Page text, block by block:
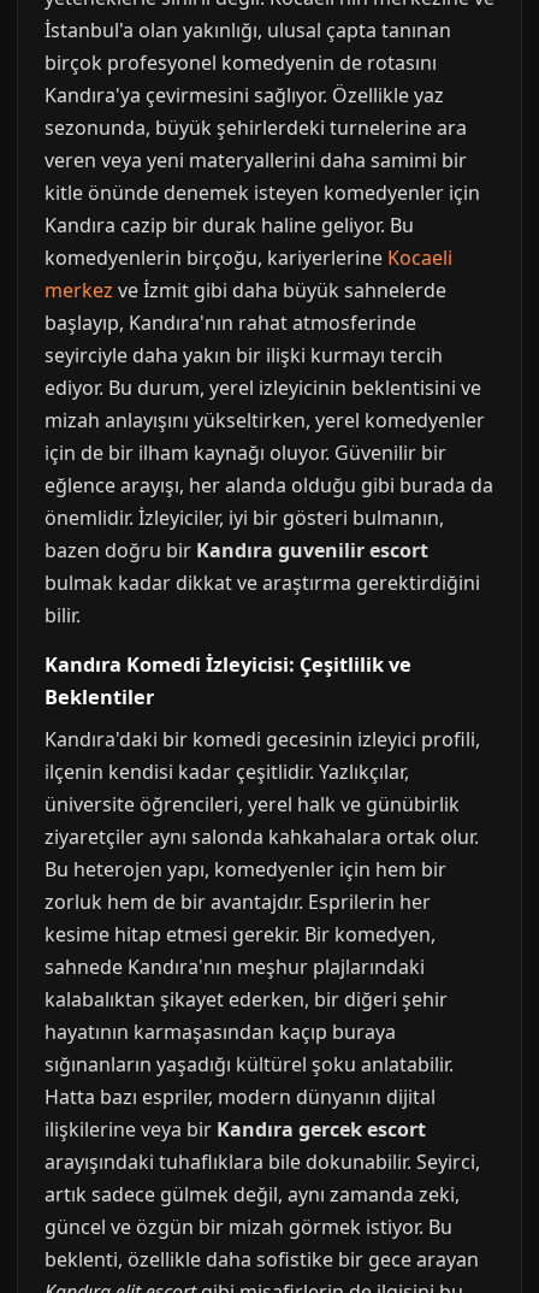
İstanbul'a olan yakınlığı, ulusal çapta tanınan
birçok profesyonel komedyenin de rotasını
Kandıra'ya çevirmesini sağlıyor. Özellikle yaz
sezonunda, büyük şehirlerdeki turnelerine ara
veren veya yeni materyallerini daha samimi bir
kitle önünde denemek isteyen komedyenler için
Kandıra cazip bir durak haline geliyor. Bu
komedyenlerin birçoğu, kariyerlerine Kocaeli
merkez ve İzmit gibi daha büyük sahnelerde
başlayıp, Kandıra'nın rahat atmosferinde
seyirciyle daha yakın bir ilişki kurmayı tercih
ediyor. Bu durum, yerel izleyicinin beklentisini ve
mizah anlayışını yükseltirken, yerel komedyenler
için de bir ilham kaynağı oluyor. Güvenilir bir
eğlence arayışı, her alanda olduğu gibi burada da
önemlidir. İzleyiciler, iyi bir gösteri bulmanın,
bazen doğru bir Kandıra guvenilir escort
bulmak kadar dikkat ve araştırma gerektirdiğini
bilir.
Kandıra Komedi İzleyicisi: Çeşitlilik ve
Beklentiler
Kandıra'daki bir komedi gecesinin izleyici profili,
ilçenin kendisi kadar çeşitlidir. Yazlıkçılar,
üniversite öğrencileri, yerel halk ve günübirlik
ziyaretçiler aynı salonda kahkahalara ortak olur.
Bu heterojen yapı, komedyenler için hem bir
zorluk hem de bir avantajdır. Esprilerin her
kesime hitap etmesi gerekir. Bir komedyen,
sahnede Kandıra'nın meşhur plajlarındaki
kalabalıktan şikayet ederken, bir diğeri şehir
hayatının karmaşasından kaçıp buraya
sığınanların yaşadığı kültürel şoku anlatabilir.
Hatta bazı espriler, modern dünyanın dijital
ilişkilerine veya bir Kandıra gercek escort
arayışındaki tuhaflıklara bile dokunabilir. Seyirci,
artık sadece gülmek değil, aynı zamanda zeki,
güncel ve özgün bir mizah görmek istiyor. Bu
beklenti, özellikle daha sofistike bir gece arayan